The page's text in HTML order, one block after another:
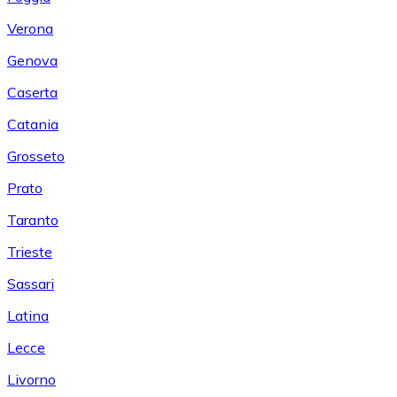
Verona
Genova
Caserta
Catania
Grosseto
Prato
Taranto
Trieste
Sassari
Latina
Lecce
Livorno